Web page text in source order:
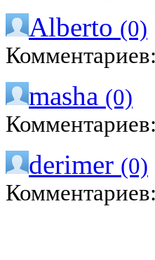
Alberto (0)
masha (0)
derimer (0)